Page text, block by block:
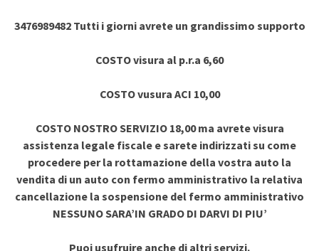
3476989482 Tutti i giorni avrete un grandissimo supporto
COSTO visura al p.r.a 6,60
COSTO vusura ACI 10,00
COSTO NOSTRO SERVIZIO 18,00 ma avrete visura
assistenza legale fiscale e sarete indirizzati su come
procedere per la rottamazione della vostra auto la
vendita di un auto con fermo amministrativo la relativa
cancellazione la sospensione del fermo amministrativo
NESSUNO SARA’IN GRADO DI DARVI DI PIU’
Puoi usufruire anche di altri servizi.